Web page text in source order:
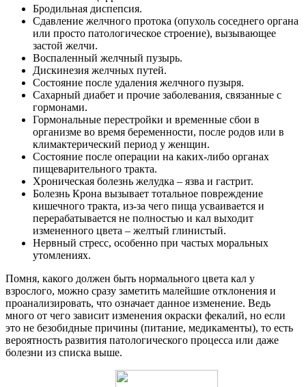
Бродильная диспепсия.
Сдавление желчного протока (опухоль соседнего органа
или просто патологическое строение), вызывающее
застой желчи.
Воспаленный желчный пузырь.
Дискинезия желчных путей.
Состояние после удаления желчного пузыря.
Сахарный диабет и прочие заболевания, связанные с
гормонами.
Гормональные перестройки и временные сбои в
организме во время беременности, после родов или в
климактерический период у женщин.
Состояние после операции на каких-либо органах
пищеварительного тракта.
Хроническая болезнь желудка – язва и гастрит.
Болезнь Крона вызывает тотальное повреждение
кишечного тракта, из-за чего пища усваивается и
перерабатывается не полностью и кал выходит
измененного цвета – желтый глинистый.
Нервный стресс, особенно при частых моральных
утомлениях.
Помня, какого должен быть нормального цвета кал у
взрослого, можно сразу заметить малейшие отклонения и
проанализировать, что означает данное изменение. Ведь
много от чего зависит изменения окраски фекалий, но если
это не безобидные причины (питание, медикаменты), то есть
вероятность развития патологического процесса или даже
болезни из списка выше.